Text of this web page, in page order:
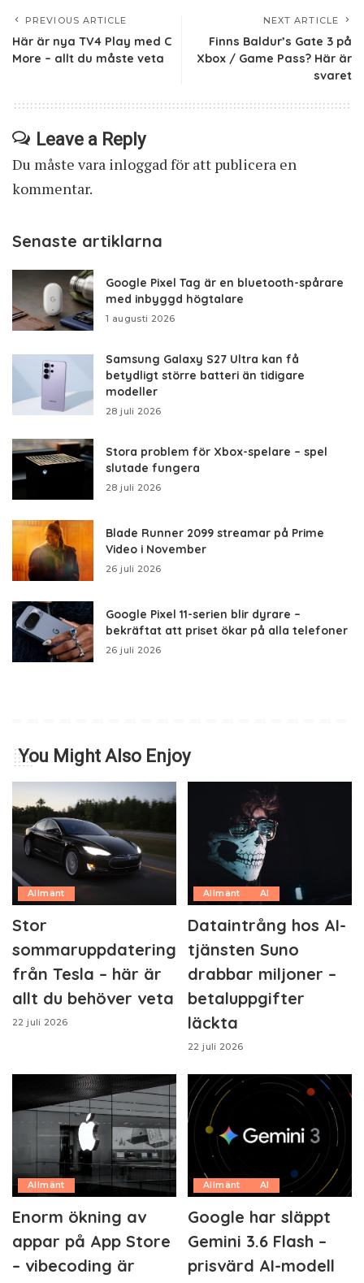
PREVIOUS ARTICLE
Här är nya TV4 Play med C
More – allt du måste veta
NEXT ARTICLE
Finns Baldur’s Gate 3 på
Xbox / Game Pass? Här är
svaret
Leave a Reply
Du måste vara inloggadför att publicera en
kommentar.
Senaste artiklarna
Google Pixel Tag är en bluetooth-spårare
med inbyggd högtalare
1 augusti 2026
Samsung Galaxy S27 Ultra kan få
betydligt större batteri än tidigare
modeller
28 juli 2026
Stora problem för Xbox-spelare – spel
slutade fungera
28 juli 2026
Blade Runner 2099 streamar på Prime
Video i November
26 juli 2026
Google Pixel 11-serien blir dyrare –
bekräftat att priset ökar på alla telefoner
26 juli 2026
You Might Also Enjoy
Allmänt
Stor
sommaruppdatering
från Tesla – här är
allt du behöver veta
22 juli 2026
Allmänt AI
Dataintrång hos AI-
tjänsten Suno
drabbar miljoner –
betaluppgifter
läckta
22 juli 2026
Allmänt
Enorm ökning av
appar på App Store
– vibecoding är
Allmänt AI
Google har släppt
Gemini 3.6 Flash –
prisvärd AI-modell